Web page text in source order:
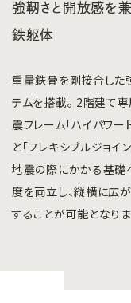
強靭さと開放感を
鉄躯体
重量鉄骨を剛接合した
テムを搭載。 2階建て
震フレーム「ハイパワー
と「フレキシブルジョイ
地震の際にかかる基礎
度を両立し、縦横に広
することが可能となりま